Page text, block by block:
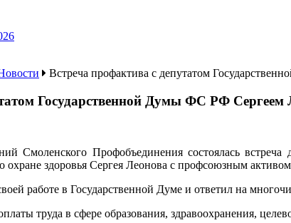
Встреча профактива с депутатом
Государственной Думы ФС РФ
Смоленского Профобъединения состоялась
охране здоровья Сергея Леонова с профсоюзным
работе в Государственной Думе и ответил на
труда в сфере образования, здравоохранения,